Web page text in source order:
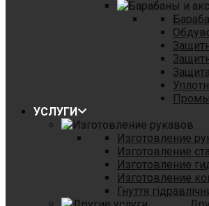
УСЛУГИ
Изготовление
Изготовление
Изготовление
Изготовление
Гнуття